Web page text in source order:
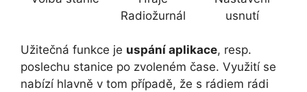
Radiožurnál
usnutí
Užitečná funkce je uspání aplikace, resp.
poslechu stanice po zvoleném čase. Využití se
nabízí hlavně v tom případě, že s rádiem rádi